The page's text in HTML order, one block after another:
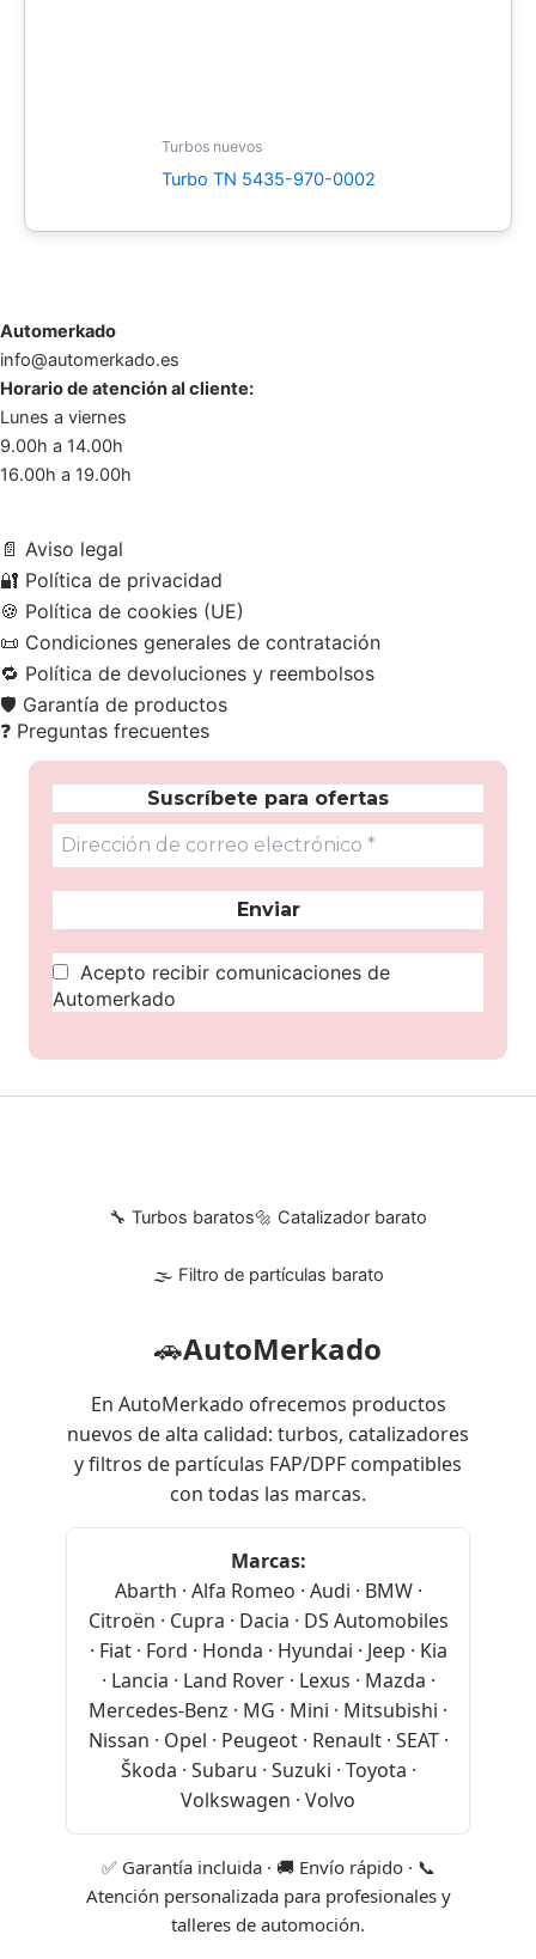
Turbos nuevos
Turbo TN 5435-970-0002
Automerkado
info@automerkado.es
Horario de atención al cliente:
Lunes a viernes
9.00h a 14.00h
16.00h a 19.00h
📄 Aviso legal
🔐 Política de privacidad
🍪 Política de cookies (UE)
📜 Condiciones generales de contratación
🔁 Política de devoluciones y reembolsos
🛡️ Garantía de productos
❓ Preguntas frecuentes
Suscríbete para ofertas
Acepto recibir comunicaciones de
Automerkado
🔧 Turbos baratos🔩 Catalizador barato
🌫 Filtro de partículas barato
🚗AutoMerkado
En AutoMerkado ofrecemos productos
nuevos de alta calidad: turbos, catalizadores
y filtros de partículas FAP/DPF compatibles
con todas las marcas.
Marcas:
Abarth · Alfa Romeo · Audi · BMW ·
Citroën · Cupra · Dacia · DS Automobiles
· Fiat · Ford · Honda · Hyundai · Jeep · Kia
· Lancia · Land Rover · Lexus · Mazda ·
Mercedes-Benz · MG · Mini · Mitsubishi ·
Nissan · Opel · Peugeot · Renault · SEAT ·
Škoda · Subaru · Suzuki · Toyota ·
Volkswagen · Volvo
✅ Garantía incluida · 🚚 Envío rápido · 📞
Atención personalizada para profesionales y
talleres de automoción.